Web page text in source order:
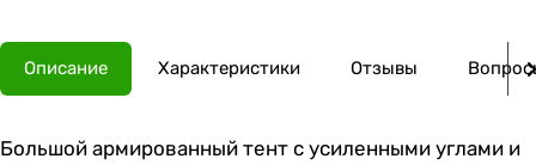
Описание Характеристики Отзывы
Большой армированный тент с усиленными углами и